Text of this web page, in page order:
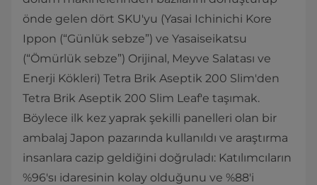
önde gelen dört SKU'yu (­Yasai Ichinichi Kore
Ippon (“Günlük sebze”) ve Yasaiseikatsu
(“Ömürlük sebze”) Orijinal, Meyve Salatası ve
Enerji Kökleri) Tetra Brik Aseptik 200 Slim'den
Tetra Brik Aseptik 200 Slim Leaf'e taşımak.
Böylece ilk kez yaprak şekilli panelleri olan bir
ambalaj Japon pazarında kullanıldı ve araştırma
insanlara cazip geldiğini doğruladı: Katılımcıların
%96'sı idaresinin kolay olduğunu ve %88'i